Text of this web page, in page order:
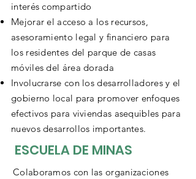
interés compartido
Mejorar el acceso a los recursos,
asesoramiento legal y financiero para
los residentes del parque de casas
móviles del área dorada
Involucrarse con los desarrolladores y el
gobierno local para promover enfoques
efectivos para viviendas asequibles para
nuevos desarrollos importantes.
ESCUELA DE MINAS
Colaboramos con las organizaciones